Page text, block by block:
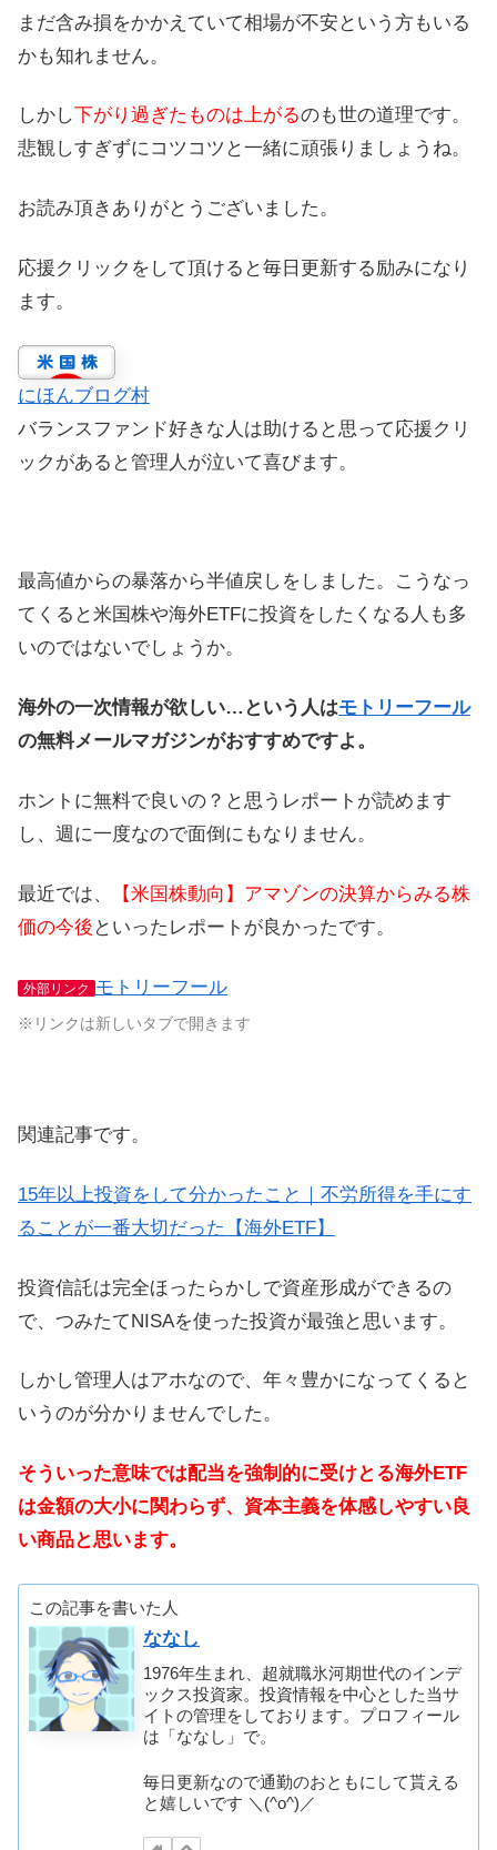
まだ含み損をかかえていて相場が不安という方もいる
かも知れません。
しかし下がり過ぎたものは上がるのも世の道理です。
悲観しすぎずにコツコツと一緒に頑張りましょうね。
お読み頂きありがとうございました。
応援クリックをして頂けると毎日更新する励みになり
ます。
にほんブログ村
バランスファンド好きな人は助けると思って応援クリ
ックがあると管理人が泣いて喜びます。
最高値からの暴落から半値戻しをしました。こうなっ
てくると米国株や海外ETFに投資をしたくなる人も多
いのではないでしょうか。
海外の一次情報が欲しい…という人はモトリーフール
の無料メールマガジンがおすすめですよ。
ホントに無料で良いの？と思うレポートが読めます
し、週に一度なので面倒にもなりません。
最近では、
【米国株動向】アマゾンの決算からみる株
価の今後 といったレポートが良かったです。
外部リンク モトリーフール
※リンクは新しいタブで開きます
関連記事です。
15年以上投資をして分かったこと｜不労所得を手にす
ることが一番大切だった【海外ETF】
投資信託は完全ほったらかしで資産形成ができるの
で、つみたてNISAを使った投資が最強と思います。
しかし管理人はアホなので、年々豊かになってくると
いうのが分かりませんでした。
そういった意味では配当を強制的に受けとる海外ETF
は金額の大小に関わらず、資本主義を体感しやすい良
い商品と思います。
この記事を書いた人
ななし
1976年生まれ、超就職氷河期世代のインデ
ックス投資家。投資情報を中心とした当サ
イトの管理をしております。プロフィール
は「ななし」で。
毎日更新なので通勤のおともにして貰える
と嬉しいです ＼(^o^)／